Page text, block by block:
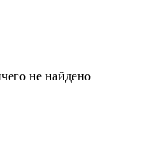
не найдено